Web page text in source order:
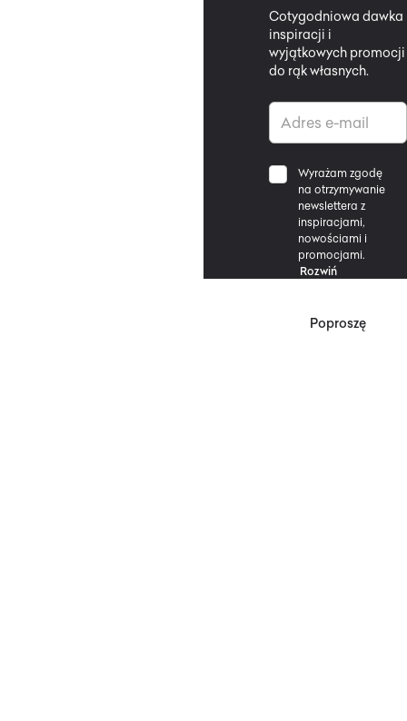
Cotygodniowa dawka
inspiracji i
wyjątkowych promocji
do rąk własnych.
Wyrażam zgodę
na otrzymywanie
newslettera z
inspiracjami,
nowościami i
promocjami.
Rozwiń
Poproszę